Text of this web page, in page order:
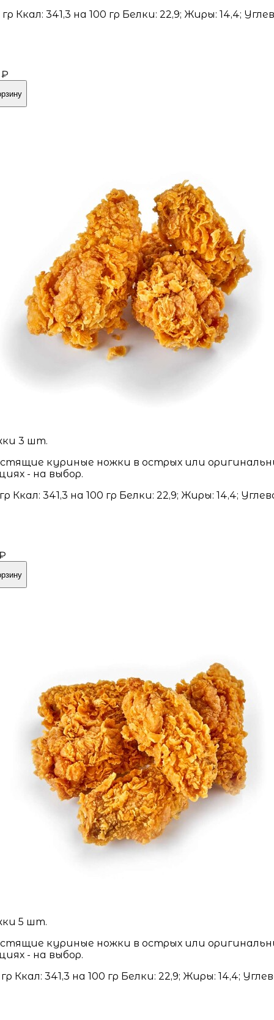
Ккал: 341,3 на 100 гр Белки: 22,9; Жиры: 14,4;
3 шт.
куриные ножки в острых или
- на выбор.
Ккал: 341,3 на 100 гр Белки: 22,9; Жиры: 14,4;
5 шт.
куриные ножки в острых или
- на выбор.
Ккал: 341,3 на 100 гр Белки: 22,9; Жиры: 14,4;